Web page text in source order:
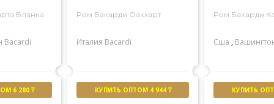
Бланка
Bacardi
6 280 ₸
Ром Бакарди Оакхарт
Италия Bacardi
КУПИТЬ ОПТОМ 4 944 ₸
Ром Бакарди
Сша ,
КУПИТЬ